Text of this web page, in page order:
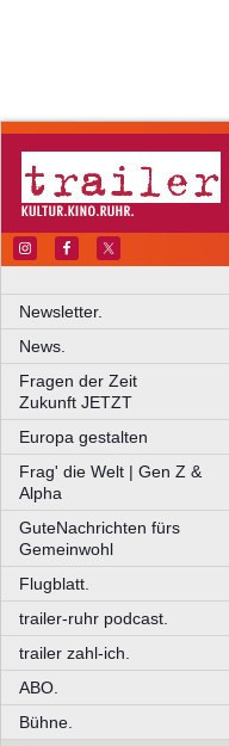
Newsletter.
News.
Fragen der Zeit
Zukunft JETZT
Europa gestalten
Frag' die Welt | Gen Z &
Alpha
GuteNachrichten fürs
Gemeinwohl
Flugblatt.
trailer-ruhr podcast.
trailer zahl-ich.
ABO.
Bühne.